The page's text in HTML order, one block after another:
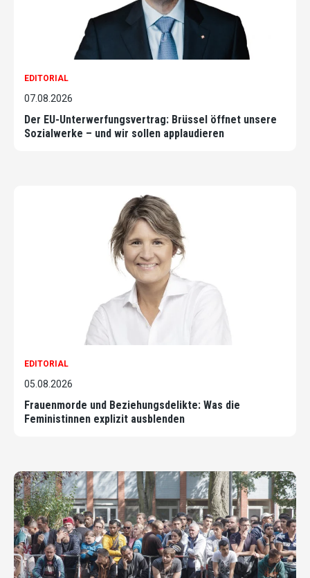
EDITORIAL
07.08.2026
Der EU-Unterwerfungsvertrag: Brüssel öffnet unsere
Sozialwerke – und wir sollen applaudieren
EDITORIAL
05.08.2026
Frauenmorde und Beziehungsdelikte: Was die
Feministinnen explizit ausblenden